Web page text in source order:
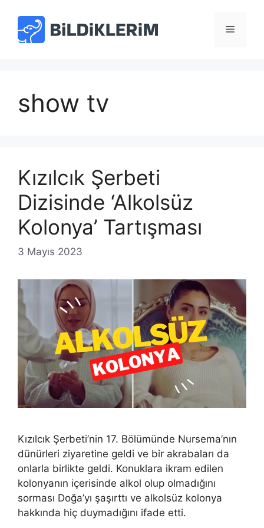
Menü
show tv
Kızılcık Şerbeti
Dizisinde ‘Alkolsüz
Kolonya’ Tartışması
3 Mayıs 2023
Kızılcık Şerbeti’nin 17. Bölümünde Nursema’nın
dünürleri ziyaretine geldi ve bir akrabaları da
onlarla birlikte geldi. Konuklara ikram edilen
kolonyanın içerisinde alkol olup olmadığını
sorması Doğa’yı şaşırttı ve alkolsüz kolonya
hakkında hiç duymadığını ifade etti.